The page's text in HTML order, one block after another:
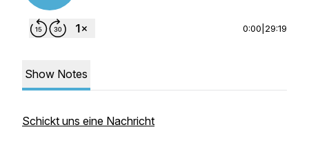
0:00 29:19
Show Notes
Schickt uns eine Nachricht